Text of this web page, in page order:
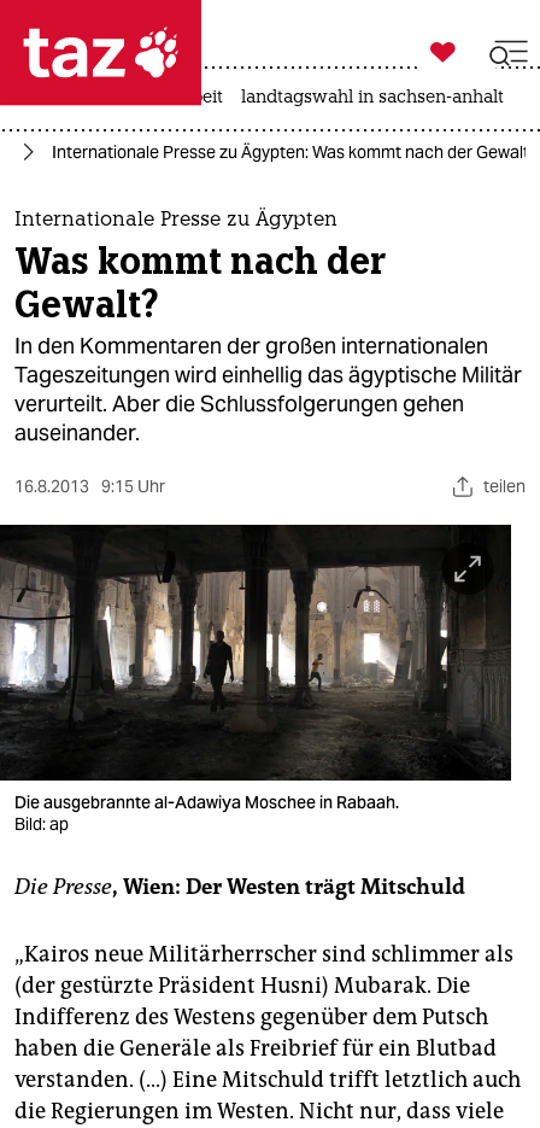
 taz zahl ich
taz zahl ich
themen
politik
öko
gesellschaft
kultur
sport
berlin
nord
wahrheit
verlag
verlag
veranstaltungen
fragen & hilfe
unterstützen
abo
genossenschaft
epaper login

taz zahl ich
arbeit landtagswahl in sachsen-anhalt
Internationale Presse zu Ägypten: Was kommt nach der Gewalt?
Internationale Presse zu Ägypten
Was kommt nach der
Gewalt?
In den Kommentaren der großen internationalen
Tageszeitungen wird einhellig das ägyptische Militär
verurteilt. Aber die Schlussfolgerungen gehen
auseinander.
16.8.2013 9:15 Uhr teilen
Die ausgebrannte al-Adawiya Moschee in Rabaah.
Bild: ap
Die Presse, Wien: Der Westen trägt Mitschuld
„Kairos neue Militärherrscher sind schlimmer als
(der gestürzte Präsident Husni) Mubarak. Die
Indifferenz des Westens gegenüber dem Putsch
haben die Generäle als Freibrief für ein Blutbad
verstanden. (...) Eine Mitschuld trifft letztlich auch
die Regierungen im Westen. Nicht nur, dass viele